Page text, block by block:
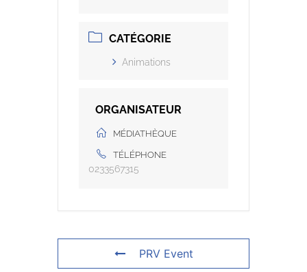
CATÉGORIE
Animations
ORGANISATEUR
MÉDIATHÈQUE
TÉLÉPHONE
0233567315
PRV Event